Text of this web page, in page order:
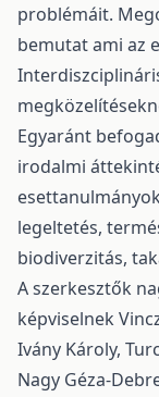
problémáit.
bemutat ami az
Egyaránt
irodalmi
legeltetés,
biodiverzitás,
A szerkesztők
képviselnek
Ivány Károly,
Nagy Géza-